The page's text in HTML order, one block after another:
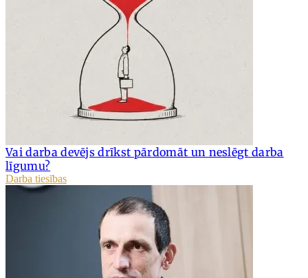
Vai darba devējs drīkst pārdomāt un neslēgt darba
līgumu?
Darba tiesības